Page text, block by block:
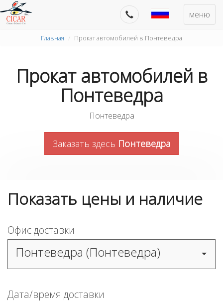
меню
Главная Прокат автомобилей в Понтеведра
Прокат автомобилей в
Понтеведра
Понтеведра
Заказать здесь Понтеведра
Показать цены и наличие
Офис доставки
Понтеведра (Понтеведра)
Дата/время доставки